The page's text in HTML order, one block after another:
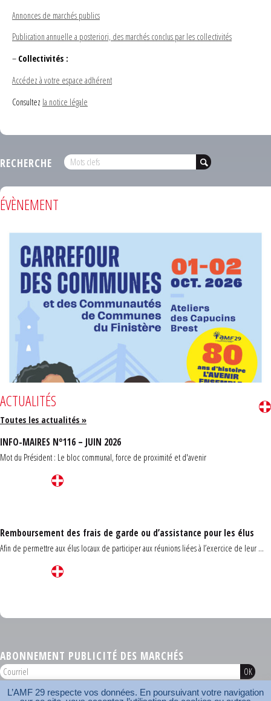
Annonces de marchés publics
Publication annuelle a posteriori, des marchés conclus par les collectivités
– Collectivités :
Accédez à votre espace adhérent
Consultez la notice légale
RECHERCHE
ÉVÈNEMENT
ACTUALITÉS
Toutes les actualités »
INFO-MAIRES N°116 – JUIN 2026
Mot du Président : Le bloc communal, force de proximité et d'avenir
Remboursement des frais de garde ou d’assistance pour les élus
Afin de permettre aux élus locaux de participer aux réunions liées à l’exercice de leur ...
ABONNEMENT PUBLICITÉ DES MARCHÉS
AMF 29 © 2026
L’AMF 29 respecte vos données. En poursuivant votre navigation